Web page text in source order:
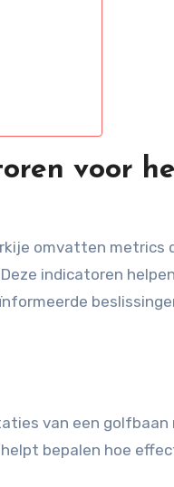
voor
omvatten metrics
indicatoren helpen
van een golfbaan
bepalen hoe